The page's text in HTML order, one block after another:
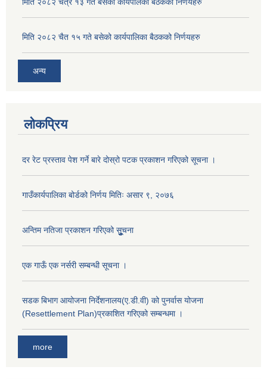
मिति २०८२ चैत्र १३ गते बसेको कार्यपालका बैठकको निर्णयहरु
मिति २०८२ चैत १५ गते बसेको कार्यपालिका बैठकको निर्णयहरु
अन्य
लोकप्रिय
दर रेट प्रस्ताव पेश गर्ने बारे दोस्रो पटक प्रकाशन गरिएको सूचना ।
गाउँकार्यपालिका बोर्डको निर्णय मितिः असार ९, २०७६
अन्तिम नतिजा प्रकाशन गरिएको सूुुुुचना
एक गाऊँ एक नर्सरी सम्बन्धी सूचना ।
सडक बिभाग आयोजना निर्देशनालय(ए.डी.वी) को पुनर्वास योजना
(Resettlement Plan)प्रकाशित गरिएको सम्बन्धमा ।
more